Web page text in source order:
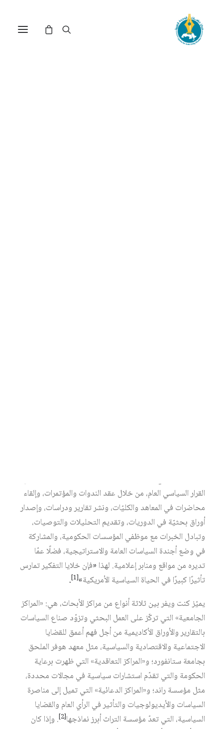
فيدراسات
القرار السياسي العام، من خلال عقد الندوات والمؤتمرات، وإلقاء
محاضرات في المعاهد والكليّات، ونشر تقارير ودراسات، وإصدار
أوراق بحثيّة في الدوريات، وتقديم التحليلات والتوصيات،
وتبادل الخبرات مع موظفي المؤسسات الحكومية، والمشاركة
في وضع أجندة السياسات العامة والاستراتيجية، فضلًا عمّا
تديره من مواقع ومنابر إعلامية. لهذا «فإن خلايا التفكير تمارس
تأثيرًا كبيرًا في الحياة السياسية الأمريكية»
[1]
.
يميّز كنت ويفر بين ثلاثة أنواع من مراكز الأبحاث، هي: «المراكز
الجامعية» التي تركّز على العمل البحثي وتزوّد صناع السياسات
بالتقارير والأوراق الأكاديمية من أجل فهم أعمق للقضايا
الاجتماعية والاقتصادية والسياسية، مثل معهد هوفر الملحق
بجامعة ستانفورد؛ و«المراكز التعاقدية» التي ظهرت برعاية
الحكومة والتي تقدّم استشارات سياسية في مجالات محددة،
مثل مؤسسة راند؛ و«المراكز الدعائية» التي تميل إلى مناصرة
السياسات والأيديولوجيات والتأثير في الرأي العام والقضايا
السياسية، التي تعدّ مؤسسة التراث أبرز نماذجها‏[2] . وإذا كان